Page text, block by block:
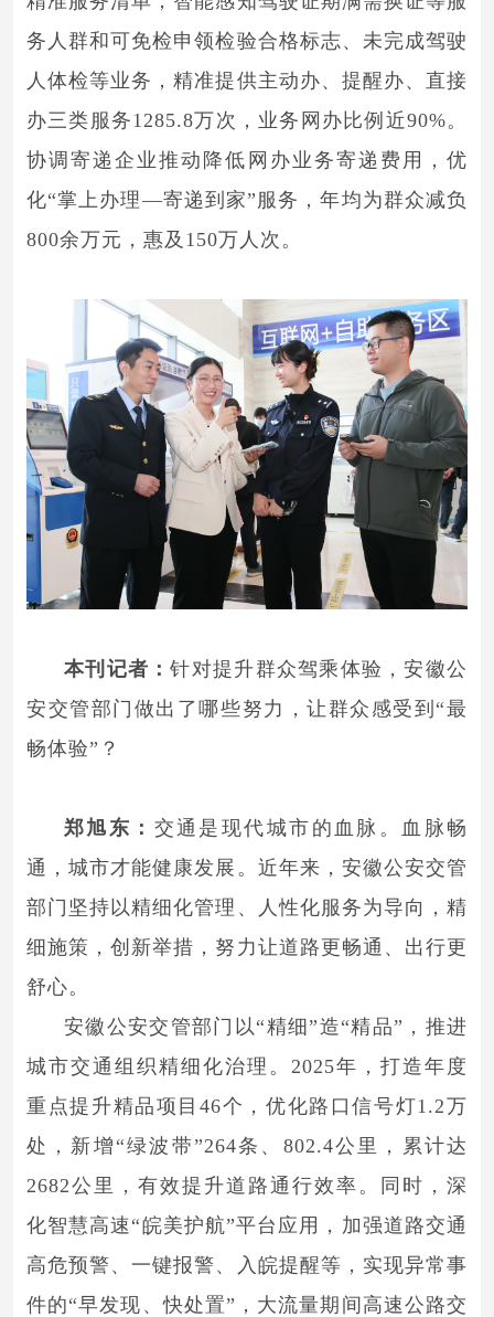
务人群和可免检申领检验合格标志、未完成驾驶
人体检等业务，精准提供主动办、提醒办、直接
办三类服务1285.8万次，业务网办比例近90%。
协调寄递企业推动降低网办业务寄递费用，优
化“掌上办理—寄递到家”服务，年均为群众减负
800余万元，惠及150万人次。
本刊记者：针对提升群众驾乘体验，安徽公
安交管部门做出了哪些努力，让群众感受到“最
畅体验”？
郑旭东： 交通是现代城市的血脉。血脉畅
通，城市才能健康发展。近年来，安徽公安交管
部门坚持以精细化管理、人性化服务为导向，精
细施策，创新举措，努力让道路更畅通、出行更
舒心。
安徽公安交管部门以“精细”造“精品”，推进
城市交通组织精细化治理。2025年，打造年度
重点提升精品项目46个，优化路口信号灯1.2万
处，新增“绿波带”264条、802.4公里，累计达
2682公里，有效提升道路通行效率。同时，深
化智慧高速“皖美护航”平台应用，加强道路交通
高危预警、一键报警、入皖提醒等，实现异常事
件的“早发现、快处置”，大流量期间高速公路交